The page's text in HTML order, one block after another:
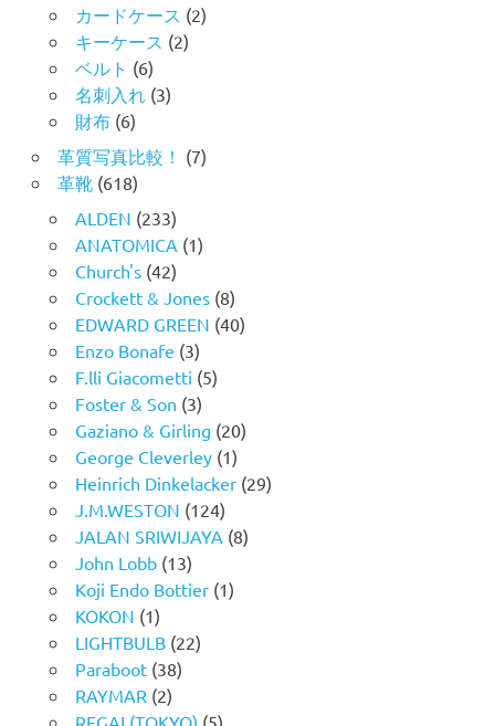
カードケース (2)
キーケース (2)
ベルト (6)
名刺入れ (3)
財布(6)
革質写真比較！ (7)
革靴(618)
ALDEN (233)
ANATOMICA (1)
Church's(42)
Crockett & Jones(8)
EDWARD GREEN (40)
Enzo Bonafe (3)
F.lli Giacometti (5)
Foster & Son (3)
Gaziano & Girling (20)
George Cleverley(1)
Heinrich Dinkelacker(29)
J.M.WESTON (124)
JALAN SRIWIJAYA (8)
John Lobb(13)
Koji Endo Bottier(1)
KOKON (1)
LIGHTBULB(22)
Paraboot(38)
RAYMAR (2)
REGAL(TOKYO) (5)